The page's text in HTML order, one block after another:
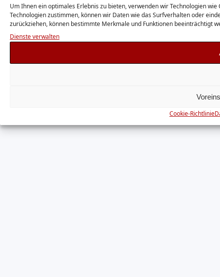
Um Ihnen ein optimales Erlebnis zu bieten, verwenden wir Technologien
Technologien zustimmen, können wir Daten wie das Surfverhalten oder
zurückziehen, können bestimmte Merkmale und Funktionen beeinträchtigt
Dienste verwalten
Cookie-Richtlinie